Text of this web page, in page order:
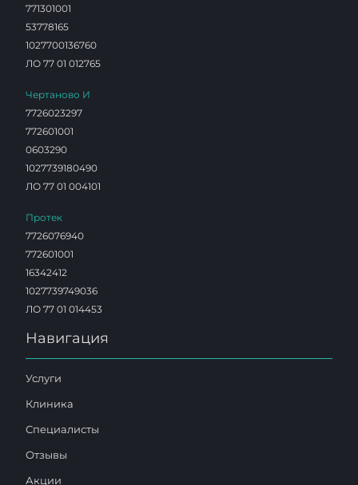
771301001
53778165
1027700136760
ЛО 77 01 012765
Чертаново И
7726023297
772601001
0603290
1027739180490
ЛО 77 01 004101
Протек
7726076940
772601001
16342412
1027739749036
ЛО 77 01 014453
Навигация
Услуги
Клиника
Специалисты
Отзывы
Акции